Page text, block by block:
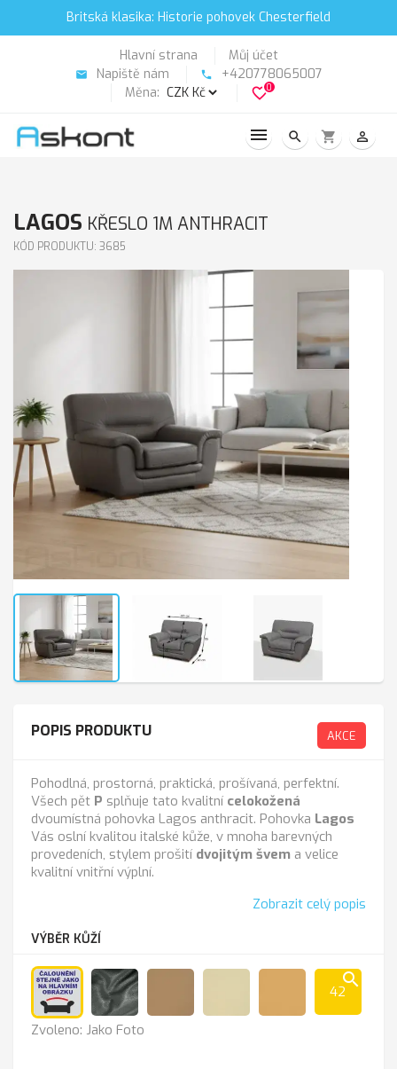
Britská klasika: Historie pohovek Chesterfield
Hlavní strana Můj účet
email Napiště nám phone
+420778065007
Měna:
favorite_border0
search shopping_cart person_outline
LAGOS KŘESLO 1M ANTHRACIT
KÓD PRODUKTU: 3685
POPIS PRODUKTU AKCE
Pohodlná, prostorná, praktická, prošívaná, perfektní.
Všech pět P splňuje tato kvalitní celokožená
dvoumístná pohovka Lagos anthracit. Pohovka Lagos
Vás oslní kvalitou italské kůže, v mnoha barevných
provedeních, stylem prošití dvojitým švem a velice
kvalitní vnitřní výplní.
Zobrazit celý popis
VÝBĚR KŮŽÍ
Jako
Anthrazit
search
42
Zvoleno: Jako Foto